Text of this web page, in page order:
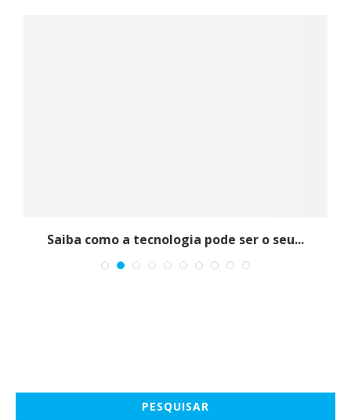
Saiba como a tecnologia pode ser o seu...
PESQUISAR